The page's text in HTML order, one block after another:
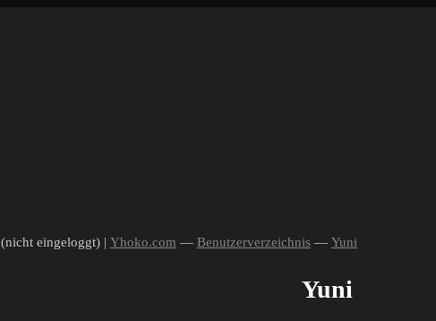
(nicht eingeloggt) | Yhoko.com — Benutzerverzeichnis — Yuni
Yuni